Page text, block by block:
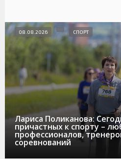
Лариса Поликанова:
причастных к спорту –
профессионалов,
соревнований
08.08.2026 СПОРТ